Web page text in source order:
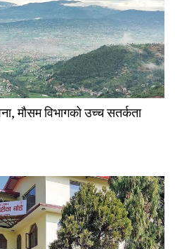
मौसम विभागको उच्च सतर्कता